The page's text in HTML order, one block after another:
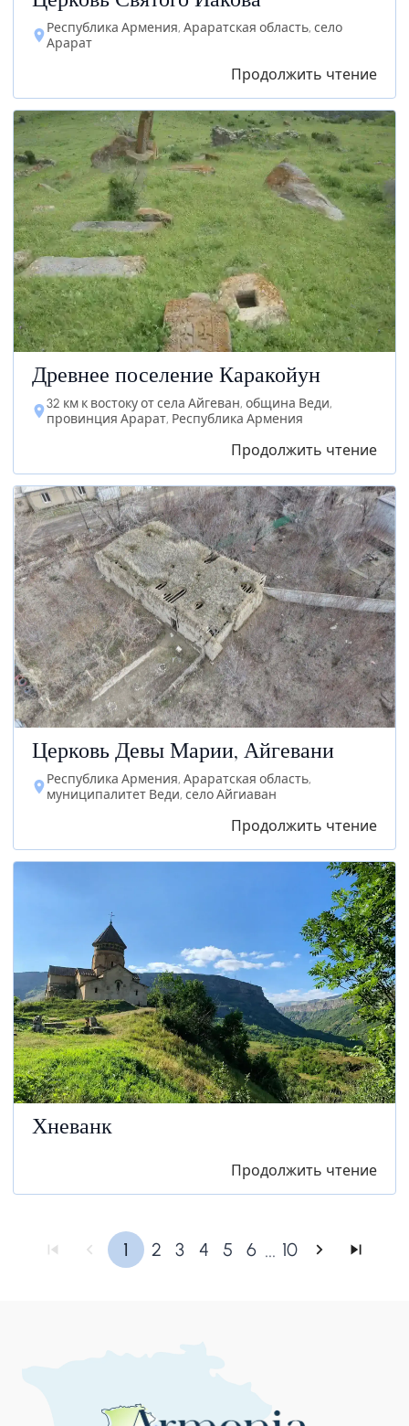
Республика Армения, Араратская область, село
Арарат
Продолжить чтение
Древнее поселение Каракойун
32 км к востоку от села Айгеван, община Веди,
провинция Арарат, Республика Армения
Продолжить чтение
Церковь Девы Марии, Айгевани
Республика Армения, Араратская область,
муниципалитет Веди, село Айгиаван
Продолжить чтение
Хневанк
Продолжить чтение
1 2 3 4 5 6 ... 10